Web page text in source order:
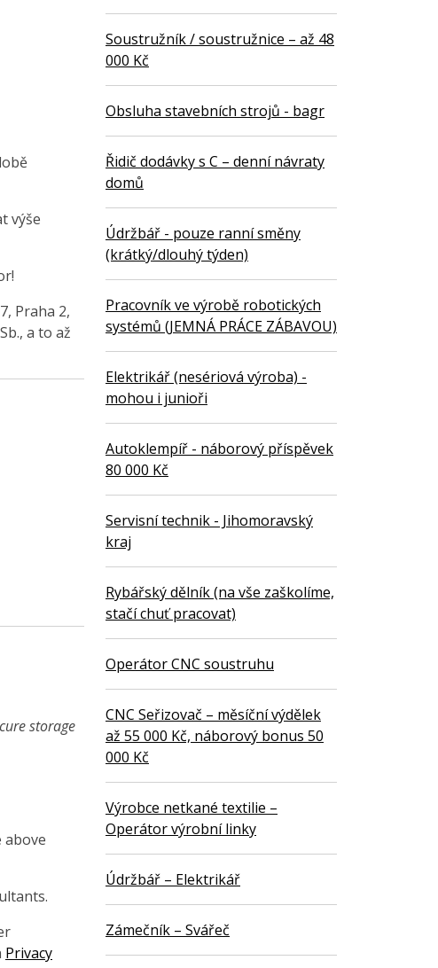
výše
Praha 2,
a to až
storage
above
Privacy
Soustružník / soustružnice – až 48
000 Kč
Obsluha stavebních strojů - bagr
Řidič dodávky s C – denní návraty
domů
Údržbář - pouze ranní směny
(krátký/dlouhý týden)
Pracovník ve výrobě robotických
systémů (JEMNÁ PRÁCE ZÁBAVOU)
Elektrikář (nesériová výroba) -
mohou i junioři
Autoklempíř - náborový příspěvek
80 000 Kč
Servisní technik - Jihomoravský
kraj
Rybářský dělník (na vše zaškolíme,
stačí chuť pracovat)
Operátor CNC soustruhu
CNC Seřizovač – měsíční výdělek
až 55 000 Kč, náborový bonus 50
000 Kč
Výrobce netkané textilie –
Operátor výrobní linky
Údržbář – Elektrikář
Zámečník – Svářeč